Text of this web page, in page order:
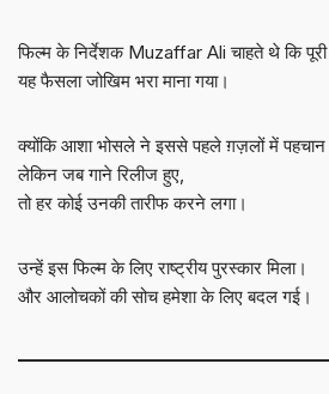
फिल्म के निर्देशक Muzaffar Ali चाहते थे कि
यह फैसला जोखिम भरा माना गया।
क्योंकि आशा भोसले ने इससे पहले ग़ज़लों में पहचान
लेकिन जब गाने रिलीज हुए,
तो हर कोई उनकी तारीफ करने लगा।
उन्हें इस फिल्म के लिए राष्ट्रीय पुरस्कार मिला।
और आलोचकों की सोच हमेशा के लिए बदल गई।